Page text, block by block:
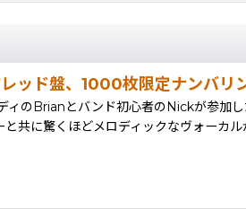
ド盤、1000枚限定ナンバリ
Brianとバンド初心者のNickが参加
共に驚くほどメロディックなヴォー